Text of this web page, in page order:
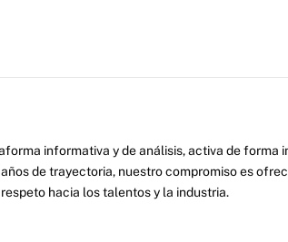
informativa y de análisis, activa de forma
de trayectoria, nuestro compromiso es
hacia los talentos y la industria.